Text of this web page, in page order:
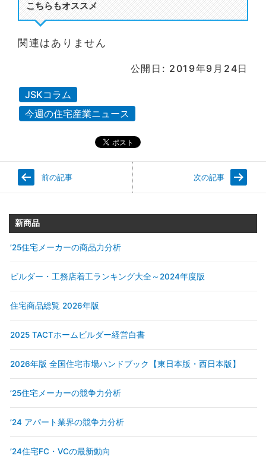
こちらもオススメ
関連はありません
公開日: 2019年9月24日
JSKコラム
今週の住宅産業ニュース
前の記事 次の記事
新商品
’25住宅メーカーの商品力分析
ビルダー・工務店着工ランキング大全～2024年度版
住宅商品総覧 2026年版
2025 TACTホームビルダー経営白書
2026年版 全国住宅市場ハンドブック【東日本版・西日本版】
’25住宅メーカーの競争力分析
’24 アパート業界の競争力分析
’24住宅FC・VCの最新動向